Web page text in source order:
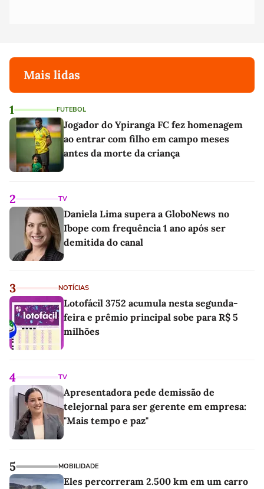
Mais lidas
1 FUTEBOL
Jogador do Ypiranga FC fez homenagem
ao entrar com filho em campo meses
antes da morte da criança
2 TV
Daniela Lima supera a GloboNews no
Ibope com frequência 1 ano após ser
demitida do canal
3 NOTÍCIAS
Lotofácil 3752 acumula nesta segunda-
feira e prêmio principal sobe para R$ 5
milhões
4 TV
Apresentadora pede demissão de
telejornal para ser gerente em empresa:
"Mais tempo e paz"
5 MOBILIDADE
Eles percorreram 2.500 km em um carro